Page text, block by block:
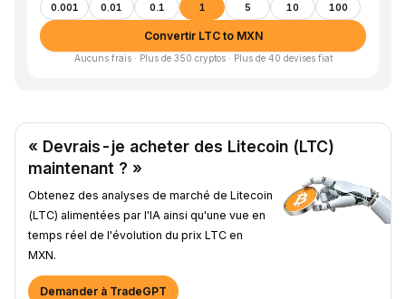
0.001 0.01 0.1 1 5 10 100
Convertir LTC to MXN
Aucuns frais · Plus de 350 cryptos · Plus de 40 devises fiat
« Devrais-je acheter des Litecoin (LTC)
maintenant ? »
Obtenez des analyses de marché de Litecoin
(LTC) alimentées par l'IA ainsi qu'une vue en
temps réel de l'évolution du prix LTC en
MXN.
Demander à TradeGPT